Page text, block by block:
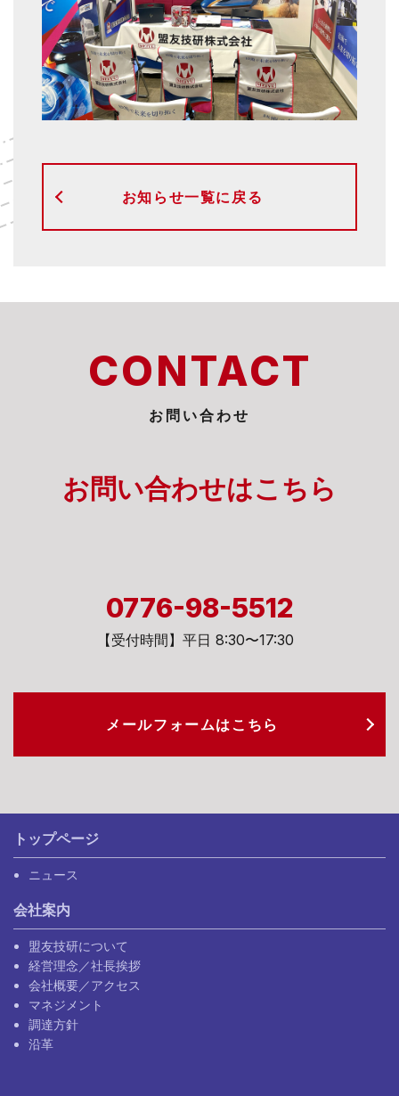
お知らせ一覧に戻る
CONTACT
お問い合わせ
お問い合わせはこちら
0776-98-5512
【受付時間】平日 8:30〜17:30
メールフォームはこちら
トップページ
ニュース
会社案内
盟友技研について
経営理念／社長挨拶
会社概要／アクセス
マネジメント
調達方針
沿革